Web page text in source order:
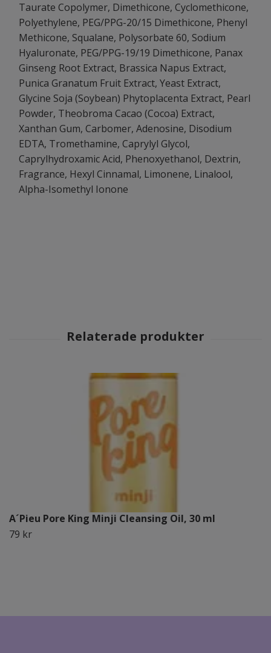
Taurate Copolymer, Dimethicone, Cyclomethicone,
Polyethylene, PEG/PPG-20/15 Dimethicone, Phenyl
Methicone, Squalane, Polysorbate 60, Sodium
Hyaluronate, PEG/PPG-19/19 Dimethicone, Panax
Ginseng Root Extract, Brassica Napus Extract,
Punica Granatum Fruit Extract, Yeast Extract,
Glycine Soja (Soybean) Phytoplacenta Extract, Pearl
Powder, Theobroma Cacao (Cocoa) Extract,
Xanthan Gum, Carbomer, Adenosine, Disodium
EDTA, Tromethamine, Caprylyl Glycol,
Caprylhydroxamic Acid, Phenoxyethanol, Dextrin,
Fragrance, Hexyl Cinnamal, Limonene, Linalool,
Alpha-Isomethyl Ionone
A´Pieu Pore King Minji Cleansing Oil, 30 ml
79 kr